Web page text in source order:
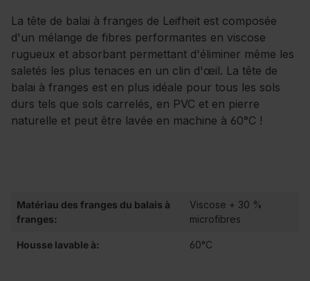
La tête de balai à franges de Leifheit est composée
d'un mélange de fibres performantes en viscose
rugueux et absorbant permettant d'éliminer même les
saletés les plus tenaces en un clin d'œil. La tête de
balai à franges est en plus idéale pour tous les sols
durs tels que sols carrelés, en PVC et en pierre
naturelle et peut être lavée en machine à 60°C !
Matériau des franges du balais à
franges:
Viscose + 30 %
microfibres
Housse lavable à: 60°C